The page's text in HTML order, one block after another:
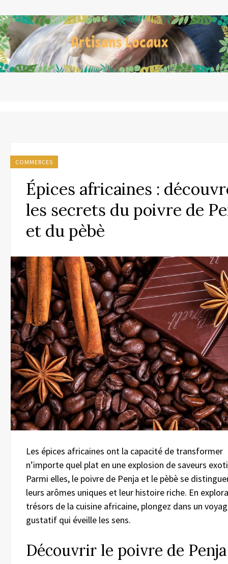
COMMERCES
Épices africaines :
les secrets du poivre de
et du pèbè
Les épices africaines ont la capacité de transformer
n’importe quel plat en une explosion de saveurs
Parmi elles, le poivre de Penja et le pèbè se
leurs arômes uniques et leur histoire riche. En
trésors de la cuisine africaine, plongez dans un
gustatif qui éveille les sens.
Découvrir le poivre de Penja